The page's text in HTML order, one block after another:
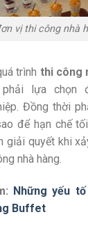
vị thi công nhà
trình thi công
lựa chọn
Đồng thời
để hạn chế
giải quyết khi
nhà hàng.
Những yếu
Buffet